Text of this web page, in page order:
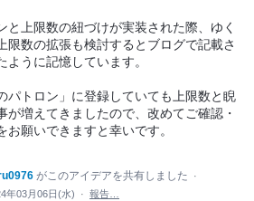
と上限数の紐づけが実装された際、ゆく
限数の拡張も検討するとブログで記載さ
ように記憶しています。
パトロン」に登録していても上限数と睨
が増えてきましたので、改めてご確認・
お願いできますと幸いです。
がこのアイデアを共有しました
·
年03月06日(水)
· 報告…